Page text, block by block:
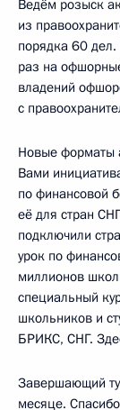
Ведём розыск
из
порядка 60
раз на
владений
с
Новые форматы
Вами
по финансовой
её для стран
подключили
урок по
миллионов
специальный
школьников и
БРИКС, СНГ.
Завершающий
месяце.